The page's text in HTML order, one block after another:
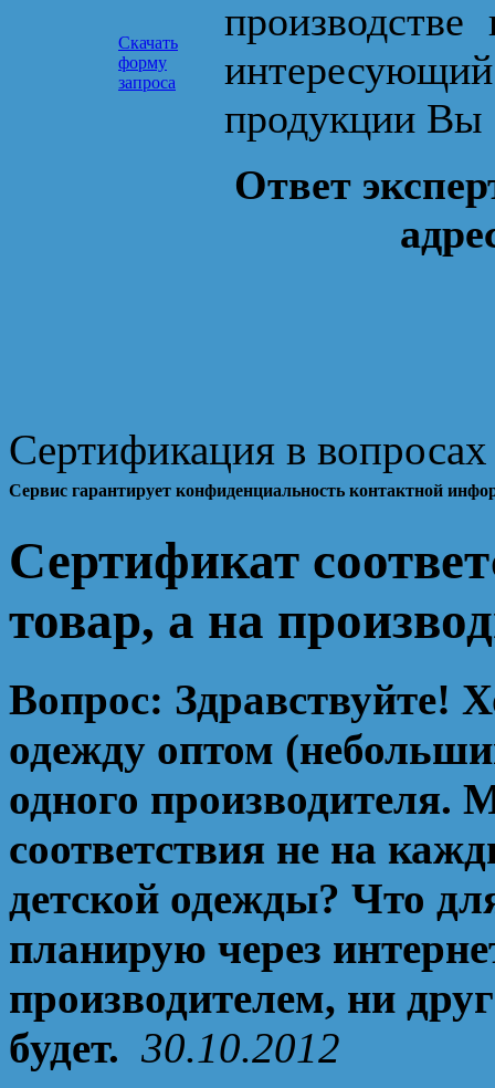
Скачать
форму
запроса
продукции Вы
Ответ
Сертификация в вопросах
Сервис гарантирует конфиденциальность контактной
Сертификат
товар, а на
Вопрос: Здравствуйте!
одежду оптом
одного производителя.
соответствия не на
детской одежды? Что
планирую через
производителем, ни
будет. 30.10.2012